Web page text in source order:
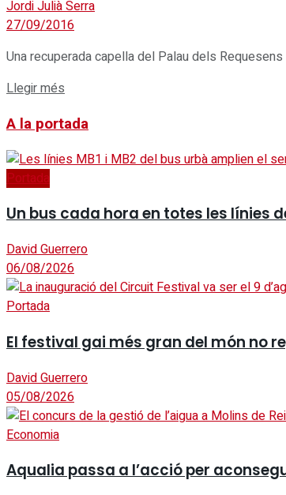
Jordi Julià Serra
27/09/2016
Una recuperada capella del Palau dels
Llegir més
A la portada
Portada
Un bus cada hora en totes les línies
David Guerrero
06/08/2026
Portada
El festival gai més gran del món no
David Guerrero
05/08/2026
Economia
Aqualia passa a l’acció per